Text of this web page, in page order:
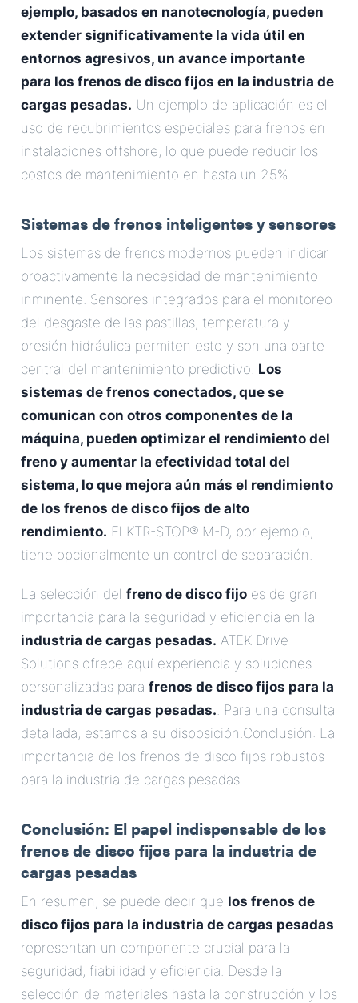
ejemplo, basados en nanotecnología, pueden
extender significativamente la vida útil en
entornos agresivos, un avance importante
para los frenos de disco fijos en la industria de
cargas pesadas. Un ejemplo de aplicación es el
uso de recubrimientos especiales para frenos en
instalaciones offshore, lo que puede reducir los
costos de mantenimiento en hasta un 25%.
Sistemas de frenos inteligentes y sensores
Los sistemas de frenos modernos pueden indicar
proactivamente la necesidad de mantenimiento
inminente. Sensores integrados para el monitoreo
del desgaste de las pastillas, temperatura y
presión hidráulica permiten esto y son una parte
central del mantenimiento predictivo. Los
sistemas de frenos conectados, que se
comunican con otros componentes de la
máquina, pueden optimizar el rendimiento del
freno y aumentar la efectividad total del
sistema, lo que mejora aún más el rendimiento
de los frenos de disco fijos de alto
rendimiento. El KTR-STOP® M-D, por ejemplo,
tiene opcionalmente un control de separación.
La selección del freno de disco fijo es de gran
importancia para la seguridad y eficiencia en la
industria de cargas pesadas. ATEK Drive
Solutions ofrece aquí experiencia y soluciones
personalizadas para frenos de disco fijos para la
industria de cargas pesadas.. Para una consulta
detallada, estamos a su disposición.Conclusión: La
importancia de los frenos de disco fijos robustos
para la industria de cargas pesadas
Conclusión: El papel indispensable de los
frenos de disco fijos para la industria de
cargas pesadas
En resumen, se puede decir que los frenos de
disco fijos para la industria de cargas pesadas
representan un componente crucial para la
seguridad, fiabilidad y eficiencia. Desde la
selección de materiales hasta la construcción y los